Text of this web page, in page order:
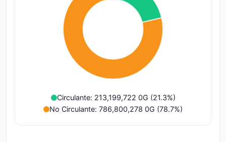
Circulante: 213,199,722 0G (21.3%)
No Circulante: 786,800,278 0G (78.7%)